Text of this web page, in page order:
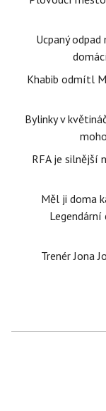
Ucpaný
Khabib odmítl
Bylinky v
RFA je silnější
Měl ji doma
Legendární
Trenér Jona